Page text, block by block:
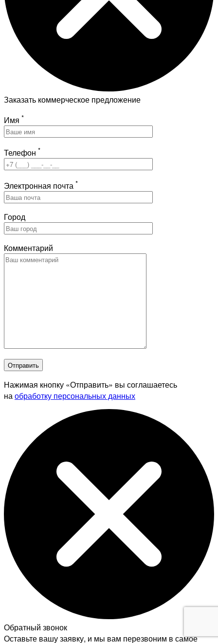
Заказать коммерческое предложение
Имя *
Телефон *
Электронная почта *
Город
Комментарий
Отправить
Нажимая кнопку «Отправить» вы соглашаетесь
на обработку персональных данных
Обратный звонок
Оставьте вашу заявку, и мы вам перезвоним в самое